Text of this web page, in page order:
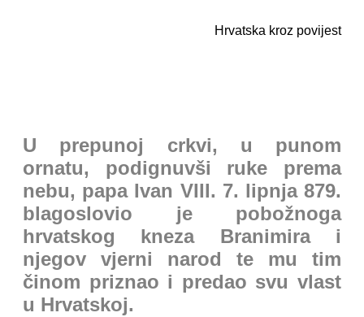
Hrvatska kroz povijest
U prepunoj crkvi, u punom
ornatu, podignuvši ruke prema
nebu, papa Ivan VIII. 7. lipnja 879.
blagoslovio je pobožnoga
hrvatskog kneza Branimira i
njegov vjerni narod te mu tim
činom priznao i predao svu vlast
u Hrvatskoj.